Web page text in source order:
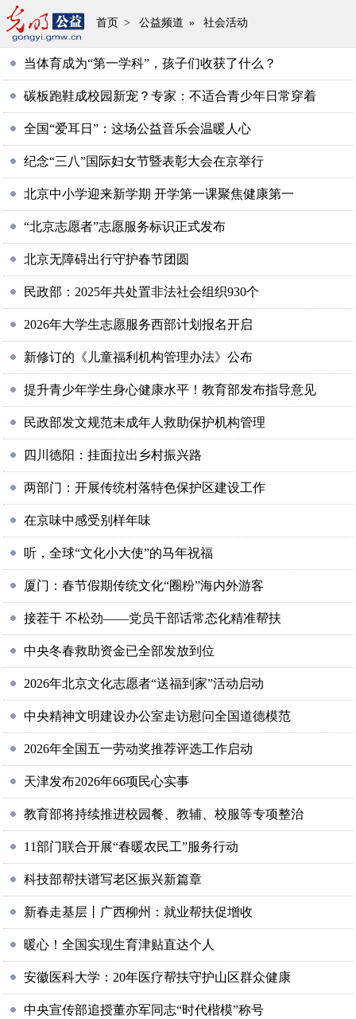
首页 > 公益频道 » 社会活动
当体育成为“第一学科”，孩子们收获了什么？
碳板跑鞋成校园新宠？专家：不适合青少年日常穿着
全国“爱耳日”：这场公益音乐会温暖人心
纪念“三八”国际妇女节暨表彰大会在京举行
北京中小学迎来新学期 开学第一课聚焦健康第一
“北京志愿者”志愿服务标识正式发布
北京无障碍出行守护春节团圆
民政部：2025年共处置非法社会组织930个
2026年大学生志愿服务西部计划报名开启
新修订的《儿童福利机构管理办法》公布
提升青少年学生身心健康水平！教育部发布指导意见
民政部发文规范未成年人救助保护机构管理
四川德阳：挂面拉出乡村振兴路
两部门：开展传统村落特色保护区建设工作
在京味中感受别样年味
听，全球“文化小大使”的马年祝福
厦门：春节假期传统文化“圈粉”海内外游客
接茬干 不松劲——党员干部话常态化精准帮扶
中央冬春救助资金已全部发放到位
2026年北京文化志愿者“送福到家”活动启动
中央精神文明建设办公室走访慰问全国道德模范
2026年全国五一劳动奖推荐评选工作启动
天津发布2026年66项民心实事
教育部将持续推进校园餐、教辅、校服等专项整治
11部门联合开展“春暖农民工”服务行动
科技部帮扶谱写老区振兴新篇章
新春走基层丨广西柳州：就业帮扶促增收
暖心！全国实现生育津贴直达个人
安徽医科大学：20年医疗帮扶守护山区群众健康
中央宣传部追授董亦军同志“时代楷模”称号